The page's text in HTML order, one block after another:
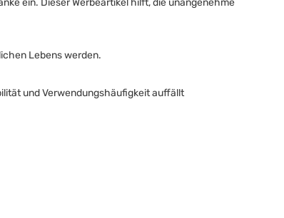
ein. Dieser Werbeartikel hilft, die unangenehme
Lebens werden.
und Verwendungshäufigkeit auffällt